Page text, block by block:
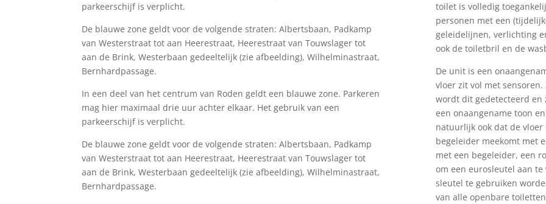
parkeerschijf is verplicht.
De blauwe zone geldt voor de volgende straten: Albertsbaan, Padkamp
van Westerstraat tot aan Heerestraat, Heerestraat van Touwslager tot
aan de Brink, Westerbaan gedeeltelijk (zie afbeelding), Wilhelminastraat,
Bernhardpassage.
In een deel van het centrum van Roden geldt een blauwe zone. Parkeren
mag hier maximaal drie uur achter elkaar. Het gebruik van een
parkeerschijf is verplicht.
De blauwe zone geldt voor de volgende straten: Albertsbaan, Padkamp
van Westerstraat tot aan Heerestraat, Heerestraat van Touwslager tot
aan de Brink, Westerbaan gedeeltelijk (zie afbeelding), Wilhelminastraat,
Bernhardpassage.
toilet is volledig
personen met een
geleidelijnen, verlichting
ook de toiletbril en de
De unit is een
vloer zit vol met
wordt dit gedetecteerd en
een onaangename toon
natuurlijk ook dat de
begeleider meekomt met
met een begeleider, een
om een eurosleutel aan te
sleutel te gebruiken
van alle openbare